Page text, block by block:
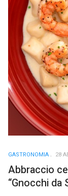
GASTRONOMIA 28
Abbraccio
“Gnocchi da